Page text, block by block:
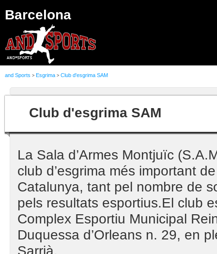
Barcelona
and Sports > Esgrima > Club d'esgrima SAM
Club d'esgrima SAM
La Sala d’Armes Montjuïc
club d’esgrima més important de
Catalunya, tant pel nombre de
pels resultats esportius.El club
Complex Esportiu Municipal
Duquessa d’Orleans n. 29, en
Sarrià.